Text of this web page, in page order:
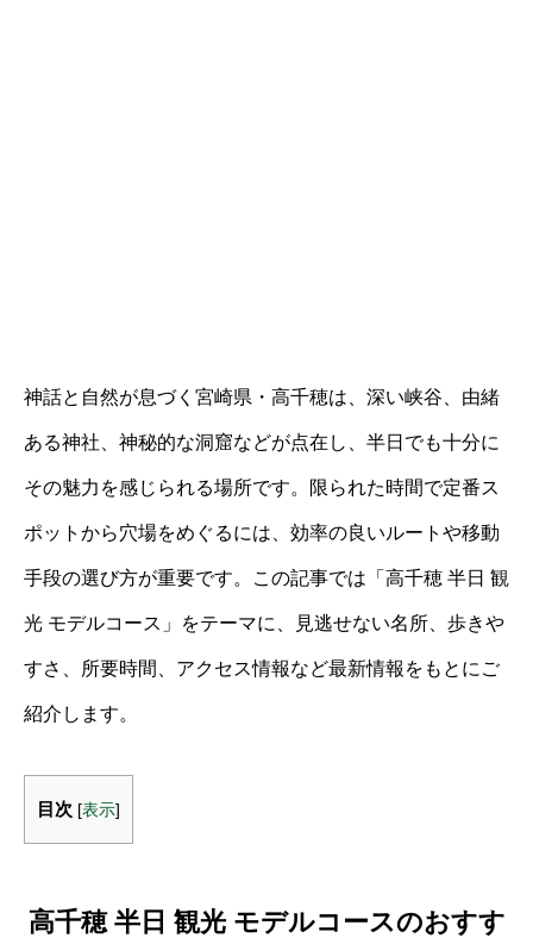
神話と自然が息づく宮崎県・高千穂は、深い峡谷、由緒
ある神社、神秘的な洞窟などが点在し、半日でも十分に
その魅力を感じられる場所です。限られた時間で定番ス
ポットから穴場をめぐるには、効率の良いルートや移動
手段の選び方が重要です。この記事では「高千穂 半日 観
光 モデルコース」をテーマに、見逃せない名所、歩きや
すさ、所要時間、アクセス情報など最新情報をもとにご
紹介します。
目次 [表示]
高千穂 半日 観光 モデルコースのおすす